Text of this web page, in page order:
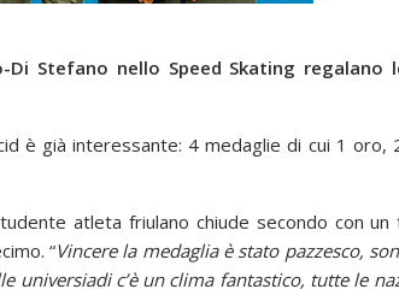
Stefano nello Speed Skating regalano
è già interessante: 4 medaglie di cui 1 oro,
atleta friulano chiude secondo con
“Vincere la medaglia è stato pazzesco,
universiadi c’è un clima fantastico, tutte le